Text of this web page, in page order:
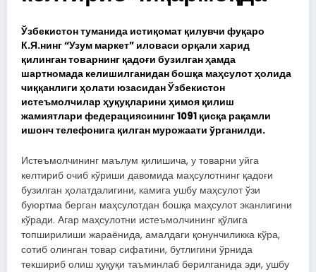
Ўзбекистон туманида истиқомат қилувчи фуқаро
К.Я.нинг “Узум маркет” иловаси орқали харид
қилинган товарнинг қадоғи бузилган ҳамда
шартномада келишилганидан бошқа маҳсулот ҳолида
чиққанлиги ҳолати юзасидан Ўзбекистон
истеъмолчилар ҳуқуқларини ҳимоя қилиш
жамиятлари федерациясининг 1091 қисқа рақамли
ишонч телефонига қилган мурожаати ўрганилди.
Истеъмолчининг маълум қилишича, у товарни уйга
келтириб очиб кўриши давомида маҳсулотнинг қадоғи
бузилган ҳолатдалигини, камига ушбу маҳсулот ўзи
буюртма берган маҳсулотдан бошқа маҳсулот эканлигини
кўради. Агар маҳсулотни истеъмолчининг қўлига
топширилиши жараёнида, амалдаги қонунчиликка кўра,
сотиб олинган товар сифатини, бутлигини ўрнида
текшириб олиш ҳуқуқи таъминлаб берилганида эди, ушбу